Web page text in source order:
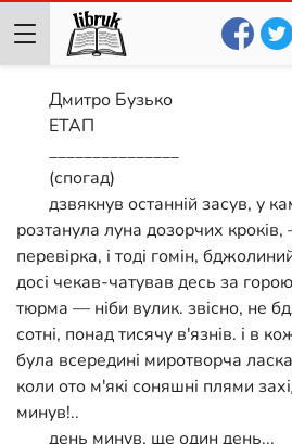
Дмитро Бузько
ЕТАП
_______________
(спогад)
дзвякнув останній засув, у
розтанула луна дозорчих
перевірка, і тоді гомін,
досі чекав-чатував десь за
тюрма — ніби вулик. звісно, не
сотні, понад тисячу в'язнів. і в
була всередині миротворча
коли ото м'які соняшні плями
минув!..
день минув, ще один день...